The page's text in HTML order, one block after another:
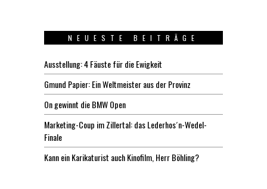
NEUESTE BEITRÄGE
Ausstellung: 4 Fäuste für die Ewigkeit
Gmund Papier: Ein Weltmeister aus der Provinz
On gewinnt die BMW Open
Marketing-Coup im Zillertal: das Lederhos´n-Wedel-
Finale
Kann ein Karikaturist auch Kinofilm, Herr Böhling?